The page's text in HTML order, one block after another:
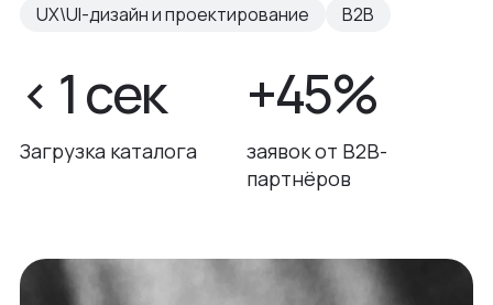
UX\UI-дизайн и проектирование
B2B
< 1 сек
Загрузка каталога
+45%
заявок от B2B-
партнёров